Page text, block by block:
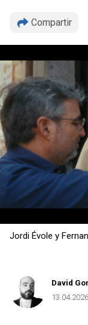
Compartir
Copiar
Jordi Évole y
David